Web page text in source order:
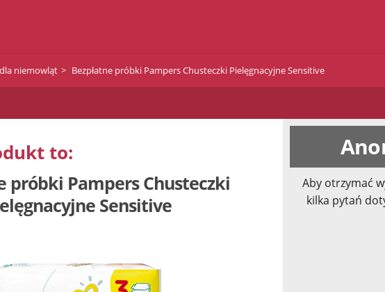
niemowląt Bezpłatne próbki Pampers Chusteczki Pielęgnacyjne Sensitive
to:
próbki Pampers Chusteczki
Sensitive
Aby otrzymać
kilka pytań